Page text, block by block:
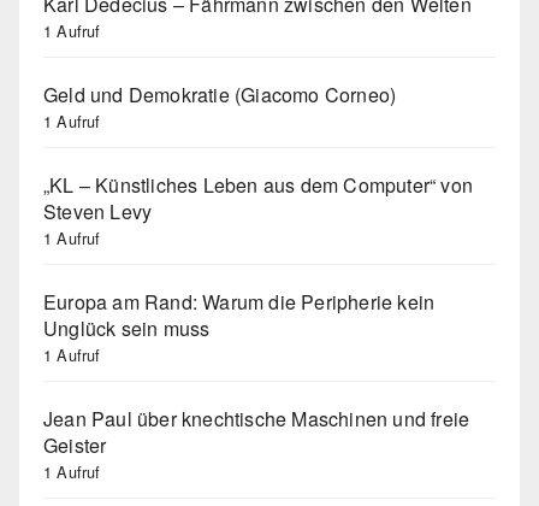
1 Aufruf
Geld und Demokratie (Giacomo Corneo)
1 Aufruf
„KL – Künstliches Leben aus dem Computer“ von
Steven Levy
1 Aufruf
Europa am Rand: Warum die Peripherie kein
Unglück sein muss
1 Aufruf
Jean Paul über knechtische Maschinen und freie
Geister
1 Aufruf